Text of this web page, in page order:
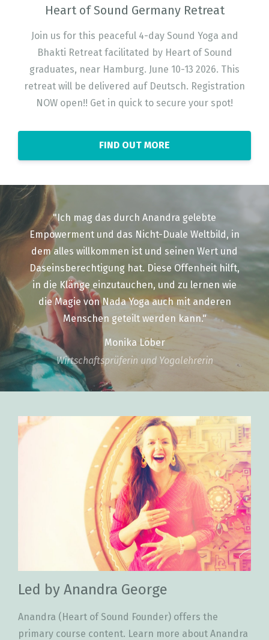
Heart of Sound Germany Retreat
Join us for this peaceful 4-day Sound Yoga and
Bhakti Retreat facilitated by Heart of Sound
graduates, near Hamburg. June 10-13 2026. This
retreat will be delivered auf Deutsch. Registration
NOW open!! Get in quick to secure your spot!
FIND OUT MORE
"Ich mag das durch Anandra gelebte
Empowerment und das Nicht-Duale Weltbild, in
dem alles willkommen ist und seinen Wert und
Daseinsberechtigung hat. Diese Offenheit hilft,
in die Klänge einzutauchen, und zu lernen wie
die Magie von Nada Yoga auch mit anderen
Menschen geteilt werden kann."
Monika Löber
Wirtschaftsprüferin und Yogalehrerin
Led by Anandra George
Anandra (Heart of Sound Founder) offers the
primary course content. Learn more about Anandra